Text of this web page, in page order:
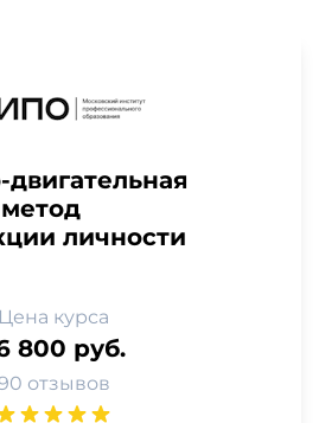
личности
Цена курса
800 руб.
отзывов